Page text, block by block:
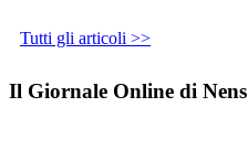
Tutti gli articoli >>
Il Giornale Online di Nens